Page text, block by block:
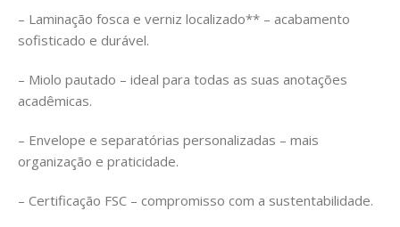
– Laminação fosca e verniz localizado** – acabamento
sofisticado e durável.
– Miolo pautado – ideal para todas as suas anotações
acadêmicas.
– Envelope e separatórias personalizadas – mais
organização e praticidade.
– Certificação FSC – compromisso com a sustentabilidade.